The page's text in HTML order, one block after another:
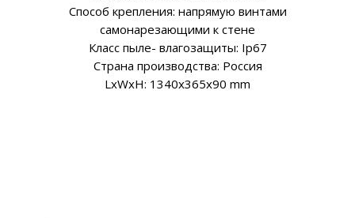
Способ крепления: напрямую винтами
самонарезающими к стене
Класс пыле- влагозащиты: Ip67
Страна производства: Россия
LxWxH: 1340x365x90 mm